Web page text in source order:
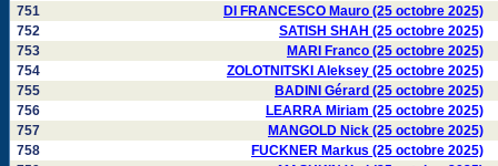
751
DI FRANCESCO Mauro (25 octobre 2025)
752
SATISH SHAH (25 octobre 2025)
753
MARI Franco (25 octobre 2025)
754
ZOLOTNITSKI Aleksey (25 octobre 2025)
755
BADINI Gérard (25 octobre 2025)
756
LEARRA Miriam (25 octobre 2025)
757
MANGOLD Nick (25 octobre 2025)
758
FUCKNER Markus (25 octobre 2025)